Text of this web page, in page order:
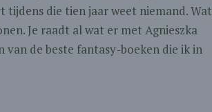
tijdens die tien jaar weet niemand. Wat
Je raadt al wat er met Agnieszka
de beste fantasy-boeken die ik in